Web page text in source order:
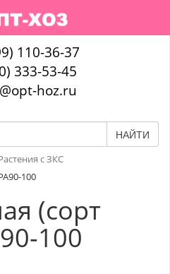
110-36-37
333-53-45
hoz.ru
НАЙТИ
с ЗКС
100
(сорт
100